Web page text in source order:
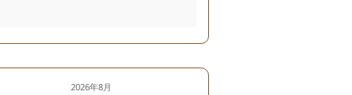
2026年8月